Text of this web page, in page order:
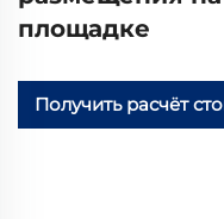
площадке
Получить расчёт